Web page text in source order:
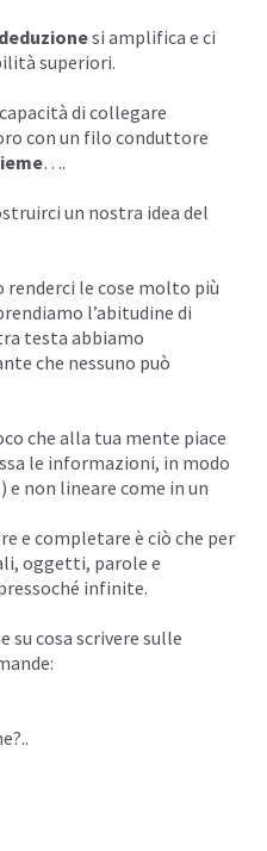
deduzionesi amplifica e ci
superiori.
di collegare
con un filo conduttore
….
un nostra idea del
renderci le cose molto più
l’abitudine di
testa abbiamo
che nessuno può
che alla tua mente piace
le informazioni, in modo
non lineare come in un
e completare è ciò che per
oggetti, parole e
infinite.
su cosa scrivere sulle